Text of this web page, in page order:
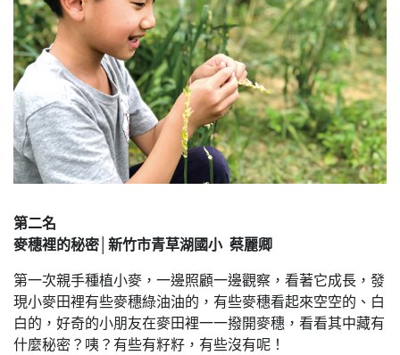
第二名
麥穗裡的秘密│新竹市青草湖國小 蔡麗卿
第一次親手種植小麥，一邊照顧一邊觀察，看著它成長，發
現小麥田裡有些麥穗綠油油的，有些麥穗看起來空空的、白
白的，好奇的小朋友在麥田裡一一撥開麥穗，看看其中藏有
什麼秘密？咦？有些有籽籽，有些沒有呢！